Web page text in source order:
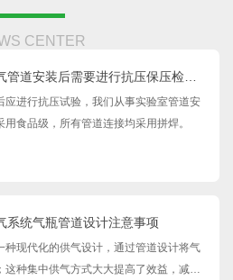
CENTER
管道安装后需要进行抗压保压检
应进行抗压试验，我们从事实验室管道安
食品级，所有管道连接均采用拼焊。
系统气瓶管道设计注意事项
种现代化的供气设计，通过管道设计将气
种集中供气方式大大提高了效益，减少